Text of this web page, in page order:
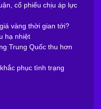
cổ phiếu chịu áp lực
vàng thời gian tới?
hạ nhiệt
Trung Quốc thu hơn
phục tình trạng